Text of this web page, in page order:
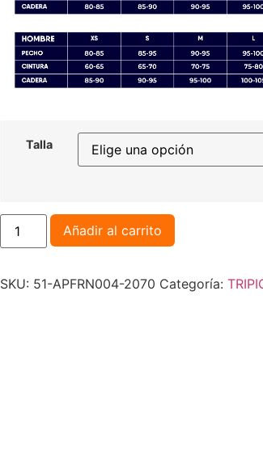
Talla
Añadir al carrito
SKU: 51-APFRN004-2070 Categoría: